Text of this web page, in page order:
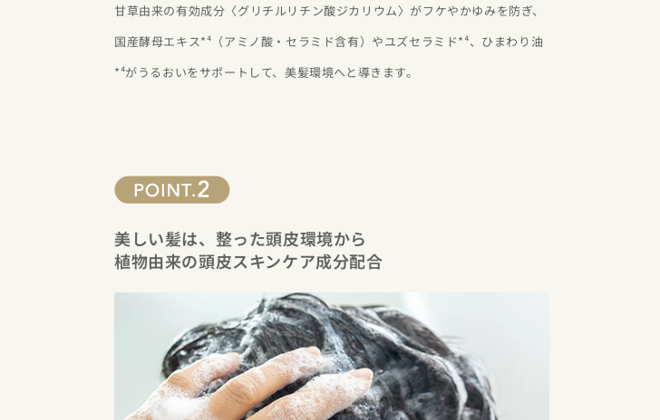
甘草由来の有効成分〈グリチルリチン酸ジカリウム〉がフケやかゆみを防ぎ、
国産酵母エキス*⁴（アミノ酸・セラミド含有）やユズセラミド*⁴、ひまわり油
*⁴がうるおいをサポートして、美髪環境へと導きます。
美しい髪は、整った頭皮環境から
植物由来の頭皮スキンケア成分配合